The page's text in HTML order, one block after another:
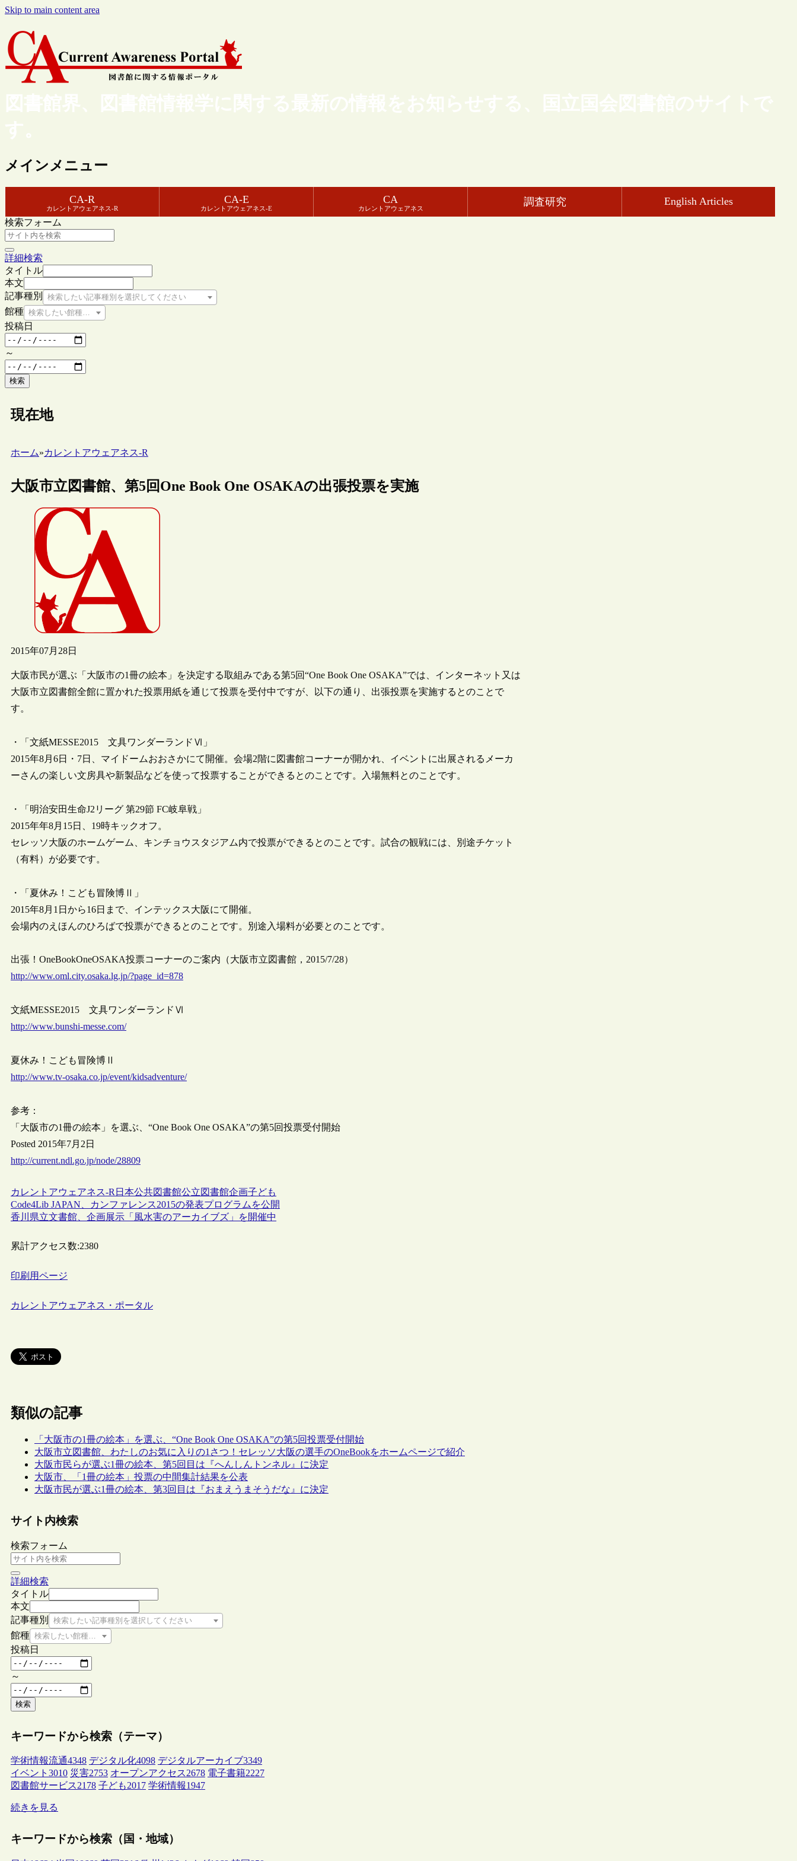
Skip to main content area
図書館界、図書館情報学に関する最新の情報をお知らせする、国立国会図書館のサイトで
す。
メインメニュー
CA-R
カレントアウェアネス-R
CA-E
カレントアウェアネス-E
CA
カレントアウェアネス
調査研究 English Articles
検索フォーム
詳細検索
タイトル
本文
記事種別
検索したい記事種別を選択してください
館種 検索したい館種を選択してください
投稿日
～
検索
現在地
ホーム»カレントアウェアネス-R
大阪市立図書館、第5回One Book One OSAKAの出張投票を実施
2015年07月28日
大阪市民が選ぶ「大阪市の1冊の絵本」を決定する取組みである第5回“One Book One OSAKA”では、インターネット又は
大阪市立図書館全館に置かれた投票用紙を通じて投票を受付中ですが、以下の通り、出張投票を実施するとのことで
す。
・「文紙MESSE2015 文具ワンダーランドⅥ」
2015年8月6日・7日、マイドームおおさかにて開催。会場2階に図書館コーナーが開かれ、イベントに出展されるメーカ
ーさんの楽しい文房具や新製品などを使って投票することができるとのことです。入場無料とのことです。
・「明治安田生命J2リーグ 第29節 FC岐阜戦」
2015年年8月15日、19時キックオフ。
セレッソ大阪のホームゲーム、キンチョウスタジアム内で投票ができるとのことです。試合の観戦には、別途チケット
（有料）が必要です。
・「夏休み！こども冒険博Ⅱ」
2015年8月1日から16日まで、インテックス大阪にて開催。
会場内のえほんのひろばで投票ができるとのことです。別途入場料が必要とのことです。
出張！OneBookOneOSAKA投票コーナーのご案内（大阪市立図書館，2015/7/28）
http://www.oml.city.osaka.lg.jp/?page_id=878
文紙MESSE2015 文具ワンダーランドⅥ
http://www.bunshi-messe.com/
夏休み！こども冒険博Ⅱ
http://www.tv-osaka.co.jp/event/kidsadventure/
参考：
「大阪市の1冊の絵本」を選ぶ、“One Book One OSAKA”の第5回投票受付開始
Posted 2015年7月2日
http://current.ndl.go.jp/node/28809
カレントアウェアネス-R 日本公共図書館公立図書館企画子ども
Code4Lib JAPAN、カンファレンス2015の発表プログラムを公開
香川県立文書館、企画展示「風水害のアーカイブズ」を開催中
累計アクセス数:2380
印刷用ページ
カレントアウェアネス・ポータル
類似の記事
「大阪市の1冊の絵本」を選ぶ、“One Book One OSAKA”の第5回投票受付開始
大阪市立図書館、わたしのお気に入りの1さつ！セレッソ大阪の選手のOneBookをホームページで紹介
大阪市民らが選ぶ1冊の絵本、第5回目は『へんしんトンネル』に決定
大阪市、「1冊の絵本」投票の中間集計結果を公表
大阪市民が選ぶ1冊の絵本、第3回目は『おまえうまそうだな』に決定
サイト内検索
検索フォーム
詳細検索
タイトル
本文
記事種別
検索したい記事種別を選択してください
館種 検索したい館種を選択してください
投稿日
～
検索
キーワードから検索（テーマ）
学術情報流通4348 デジタル化4098 デジタルアーカイブ3349
イベント 3010 災害2753 オープンアクセス2678 電子書籍2227
図書館サービス2178 子ども2017 学術情報1947
続きを見る
キーワードから検索（国・地域）